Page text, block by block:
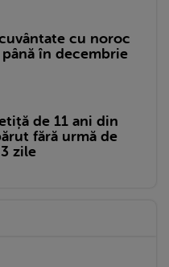
cu noroc
în decembrie
de 11 ani din
fără urmă de
zile